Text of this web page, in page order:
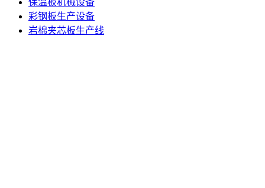
彩钢板生产设备
岩棉夹芯板生产线